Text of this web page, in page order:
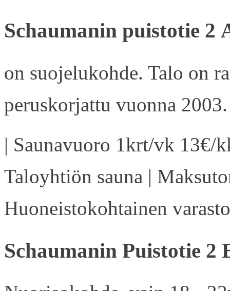
Schaumanin puistotie 2
on suojelukohde. Talo on
peruskorjattu vuonna 2003.
| Saunavuoro 1krt/vk 13€/
Taloyhtiön sauna |
Huoneistokohtainen
Schaumanin Puistotie 2